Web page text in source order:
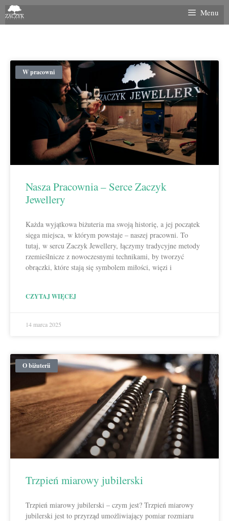
Menu
W pracowni
Nasza Pracownia – Serce Zaczyk
Jewellery
Każda wyjątkowa biżuteria ma swoją historię, a jej początek
sięga miejsca, w którym powstaje – naszej pracowni. To
tutaj, w sercu Zaczyk Jewellery, łączymy tradycyjne metody
rzemieślnicze z nowoczesnymi technikami, by tworzyć
obrączki, które stają się symbolem miłości, więzi i
CZYTAJ WIĘCEJ
14 marca 2025
O biżuterii
Trzpień miarowy jubilerski
Trzpień miarowy jubilerski – czym jest? Trzpień miarowy
jubilerski jest to przyrząd umożliwiający pomiar rozmiaru